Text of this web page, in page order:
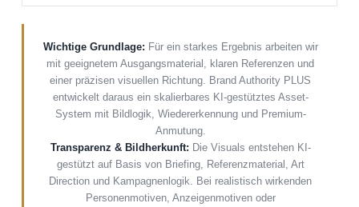
Wichtige Grundlage: Für ein starkes Ergebnis arbeiten wir
mit geeignetem Ausgangsmaterial, klaren Referenzen und
einer präzisen visuellen Richtung. Brand Authority PLUS
entwickelt daraus ein skalierbares KI-gestütztes Asset-
System mit Bildlogik, Wiedererkennung und Premium-
Anmutung.
Transparenz & Bildherkunft: Die Visuals entstehen KI-
gestützt auf Basis von Briefing, Referenzmaterial, Art
Direction und Kampagnenlogik. Bei realistisch wirkenden
Personenmotiven, Anzeigenmotiven oder